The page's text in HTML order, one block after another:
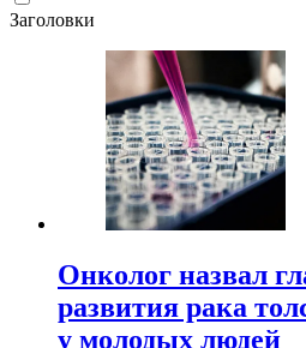
Заголовки
Онколог назвал
развития рака
у молодых людей